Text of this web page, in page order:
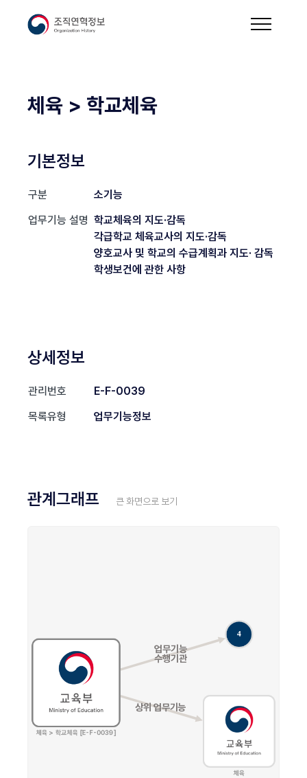
체육 > 학교체육
기본정보
구분
소기능
업무기능 설명 학교체육의 지도·감독
각급학교 체육교사의 지도·감독
양호교사 및 학교의 수급계획과 지도· 감독
학생보건에 관한 사항
상세정보
관리번호
E-F-0039
목록유형
업무기능정보
관계그래프 큰 화면으로 보기